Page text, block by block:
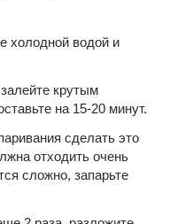
холодной водой и
крутым
на 15-20 минут.
сделать это
отходить очень
сложно, запарьте